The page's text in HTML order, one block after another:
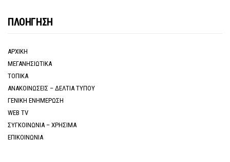
ΠΛΟΗΓΗΣΗ
ΑΡΧΙΚΗ
ΜΕΓΑΝΗΣΙΩΤΙΚΑ
ΤΟΠΙΚΑ
ΑΝΑΚΟΙΝΩΣΕΙΣ – ΔΕΛΤΙΑ ΤΥΠΟΥ
ΓΕΝΙΚΗ ΕΝΗΜΕΡΩΣΗ
WEB TV
ΣΥΓΚΟΙΝΩΝΙΑ – ΧΡΗΣΙΜΑ
ΕΠΙΚΟΙΝΩΝΙΑ